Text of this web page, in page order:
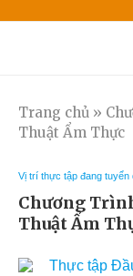
Trang chủ »
Thuật Ẩm Thực
Vị trí thực tập đang tuyển
Chương
Thuật Ẩm